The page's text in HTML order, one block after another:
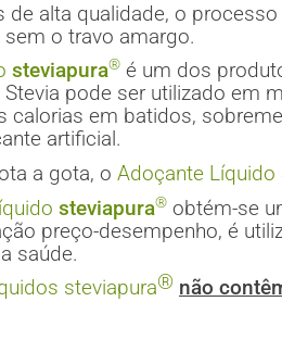
de alta qualidade, o
o travo amargo.
steviapura® é um dos
Stevia pode ser utilizado em
calorias em batidos,
artificial.
a gota, o Adoçante Líquido
steviapura® obtém-se
preço-desempenho, é
saúde.
steviapura® não